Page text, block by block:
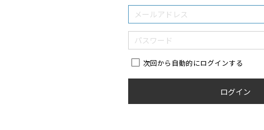
次回から自動的にログインする
ログイン